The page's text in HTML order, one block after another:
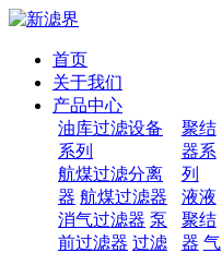
首页
关于我们
产品中心
油库过滤设备
系列
航煤过滤分离
器 航煤过滤器
消气过滤器 泵
前过滤器 过滤
聚结
器系
列
液液
聚结
器 气